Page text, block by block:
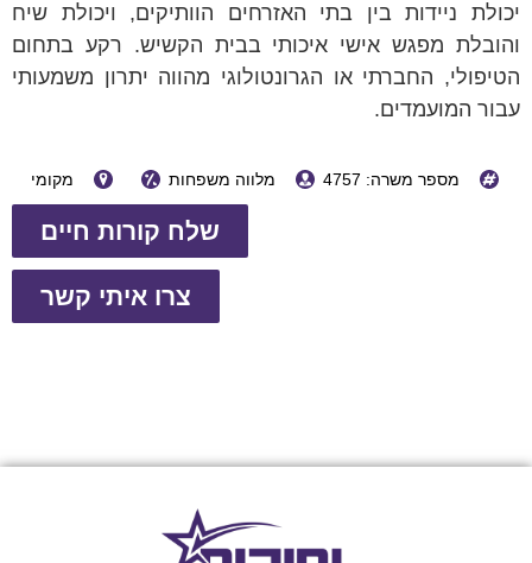
יכולת ניידות בין בתי האזרחים הוותיקים, ויכולת שיח
והובלת מפגש אישי איכותי בבית הקשיש. רקע בתחום
הטיפולי, החברתי או הגרונטולוגי מהווה יתרון משמעותי
עבור המועמדים.
מספר משרה: 4757 מלווה משפחות מקומי
שלח קורות חיים
צרו איתי קשר